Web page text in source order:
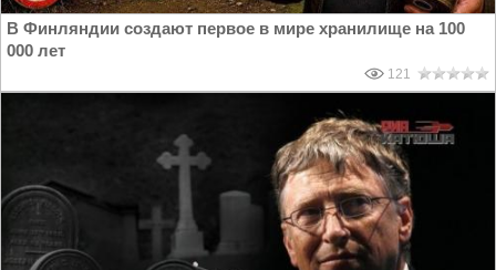
В Финляндии создают первое в мире хранилище на 100
000 лет
121